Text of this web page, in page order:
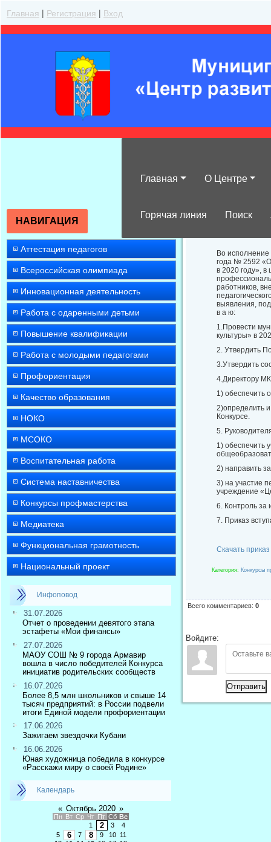
Главная | Регистрация | Вход
Главная О Центре
Горячая линия Поиск
НАВИГАЦИЯ
Аттестация педагогов
Всероссийская олимпиада
Инновационная деятельность
Работа с одаренными детьми
Повышение квалификации
Работа с молодыми педагогами
Профориентация
Качество образования
НОКО
МСОКО
Воспитательная работа
Система наставничества
Конкурсы профмастерства
Медиатека
Функциональная грамотность
Национальный проект
Инфоповод
31.07.2026
Отчет о проведении девятого этапа
эстафеты «Мои финансы»
27.07.2026
МАОУ СОШ № 9 города Армавир
вошла в число победителей Конкурса
инициатив родительских сообществ
16.07.2026
Более 8,5 млн школьников и свыше 14
тысяч предприятий: в России подвели
итоги Единой модели профориентации
17.06.2026
Зажигаем звездочки Кубани
16.06.2026
Юная художница победила в конкурсе
«Расскажи миру о своей Родине»
Календарь
« Октябрь 2020 »
Пн Вт Ср Чт Пт Сб Вс
1
2 3
4
5
6 7 8 9 10
11
православной
Во исполнение
года № 2592 «О
в 2020 году»,
работников,
выявления,
в а ю:
1.Провести
культуры» в
2. Утвердить
3.Утвердить
4.Директору
1) обеспечить
2)определить
Конкурсе.
5.
1) обеспечить
2) направить
3) на участие
учреждение
6. Контроль за
7. Приказ
Скачать приказ
Категория: Конкурсы
Всего комментариев: 0
Войдите:
Отправить